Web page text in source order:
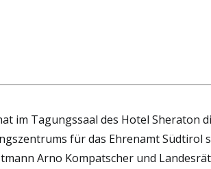
im Tagungssaal des Hotel
für das Ehrenamt Südtirol
Arno Kompatscher und